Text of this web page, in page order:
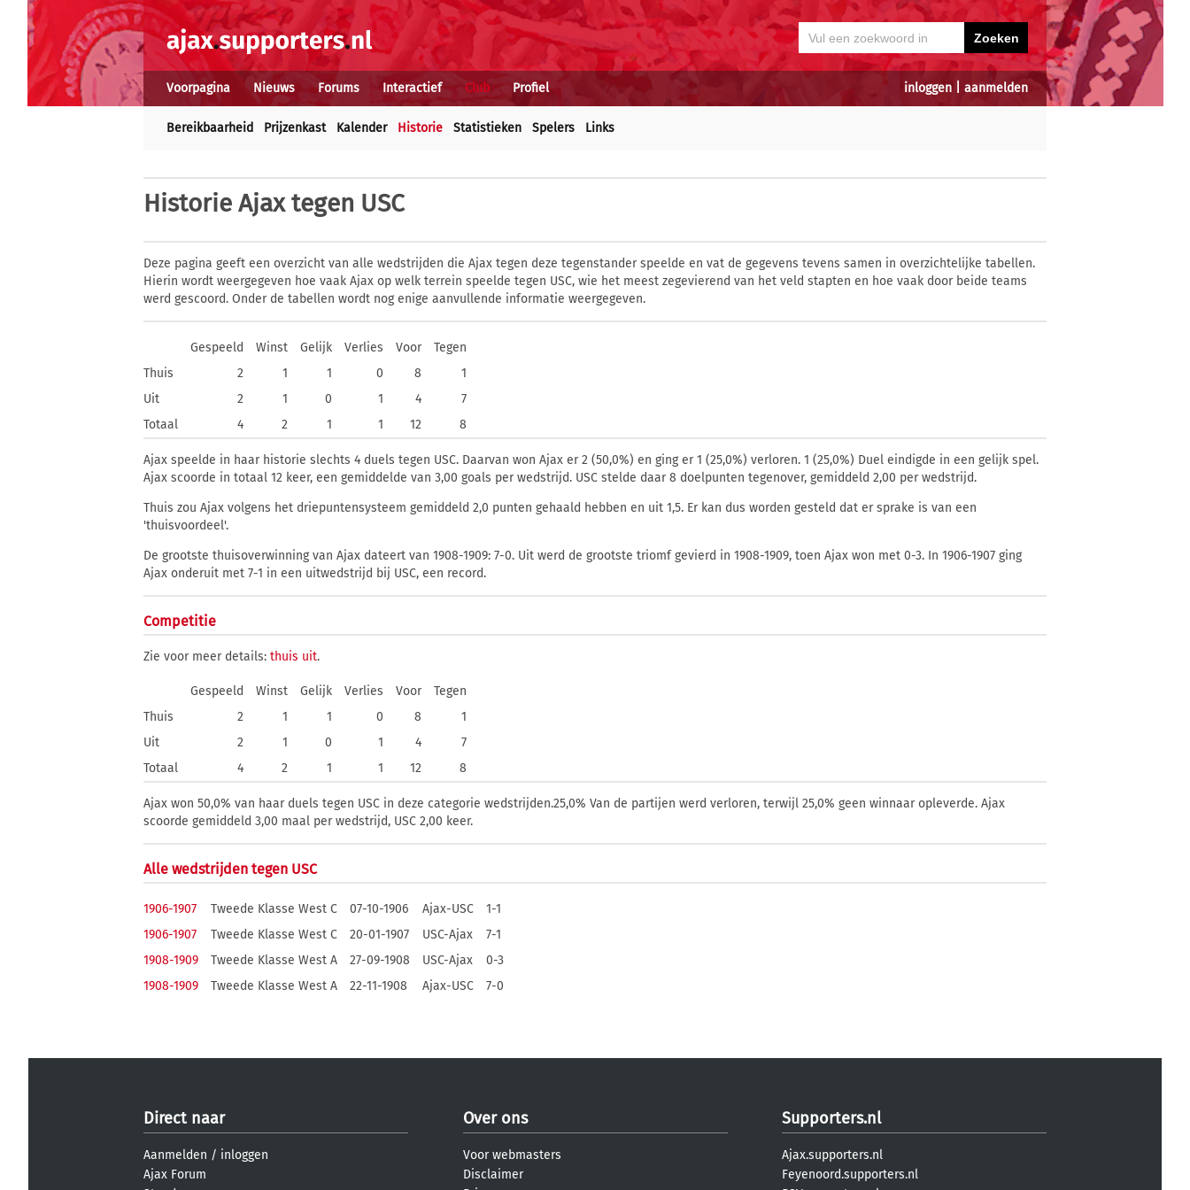
inloggen aanmelden
Voorpagina Nieuws Forums Interactief Club Profiel
Bereikbaarheid Prijzenkast Kalender Historie Statistieken Spelers Links
Historie Ajax tegen USC
Deze pagina geeft een overzicht van alle wedstrijden die Ajax tegen deze tegenstander speelde en vat de gegevens tevens samen in overzichtelijke tabellen.
Hierin wordt weergegeven hoe vaak Ajax op welk terrein speelde tegen USC, wie het meest zegevierend van het veld stapten en hoe vaak door beide teams
werd gescoord. Onder de tabellen wordt nog enige aanvullende informatie weergegeven.
Gespeeld Winst Gelijk Verlies Voor
Tegen
Thuis
2 1 1 0 8
1
Uit
2 1 0 1 4
7
Totaal
4 2 1 1 12 8
Ajax speelde in haar historie slechts 4 duels tegen USC. Daarvan won Ajax er 2 (50,0%) en ging er 1 (25,0%) verloren. 1 (25,0%) Duel eindigde in een gelijk spel.
Ajax scoorde in totaal 12 keer, een gemiddelde van 3,00 goals per wedstrijd. USC stelde daar 8 doelpunten tegenover, gemiddeld 2,00 per wedstrijd.
Thuis zou Ajax volgens het driepuntensysteem gemiddeld 2,0 punten gehaald hebben en uit 1,5. Er kan dus worden gesteld dat er sprake is van een
'thuisvoordeel'.
De grootste thuisoverwinning van Ajax dateert van 1908-1909: 7-0. Uit werd de grootste triomf gevierd in 1908-1909, toen Ajax won met 0-3. In 1906-1907 ging
Ajax onderuit met 7-1 in een uitwedstrijd bij USC, een record.
Competitie
Zie voor meer details: thuis uit.
Gespeeld Winst Gelijk Verlies Voor
Tegen
Thuis
2 1 1 0 8
1
Uit
2 1 0 1 4
7
Totaal
4 2 1 1 12 8
Ajax won 50,0% van haar duels tegen USC in deze categorie wedstrijden.25,0% Van de partijen werd verloren, terwijl 25,0% geen winnaar opleverde. Ajax
scoorde gemiddeld 3,00 maal per wedstrijd, USC 2,00 keer.
Alle wedstrijden tegen USC
1906-1907 Tweede Klasse West C 07-10-1906 Ajax-USC
1-1
1906-1907
Tweede Klasse West C 20-01-1907 USC-Ajax
7-1
1908-1909
Tweede Klasse West A 27-09-1908 USC-Ajax
0-3
1908-1909
Tweede Klasse West A 22-11-1908 Ajax-USC 7-0
Direct naar
Aanmelden / inloggen
Ajax Forum
Over ons
Voor webmasters
Disclaimer
Supporters.nl
Ajax.supporters.nl
Feyenoord.supporters.nl